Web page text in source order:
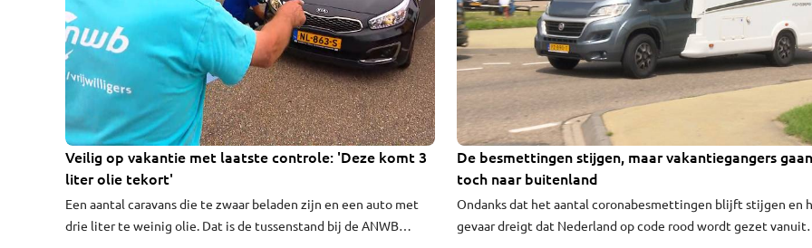
Veilig op vakantie met laatste controle: 'Deze komt 3
liter olie tekort'
Een aantal caravans die te zwaar beladen zijn en een auto met
drie liter te weinig olie. Dat is de tussenstand bij de ANWB
3:08
De besmettingen stijgen, maar vakantiegangers gaan
toch naar buitenland
Ondanks dat het aantal coronabesmettingen blijft stijgen en
gevaar dreigt dat Nederland op code rood wordt gezet vanuit